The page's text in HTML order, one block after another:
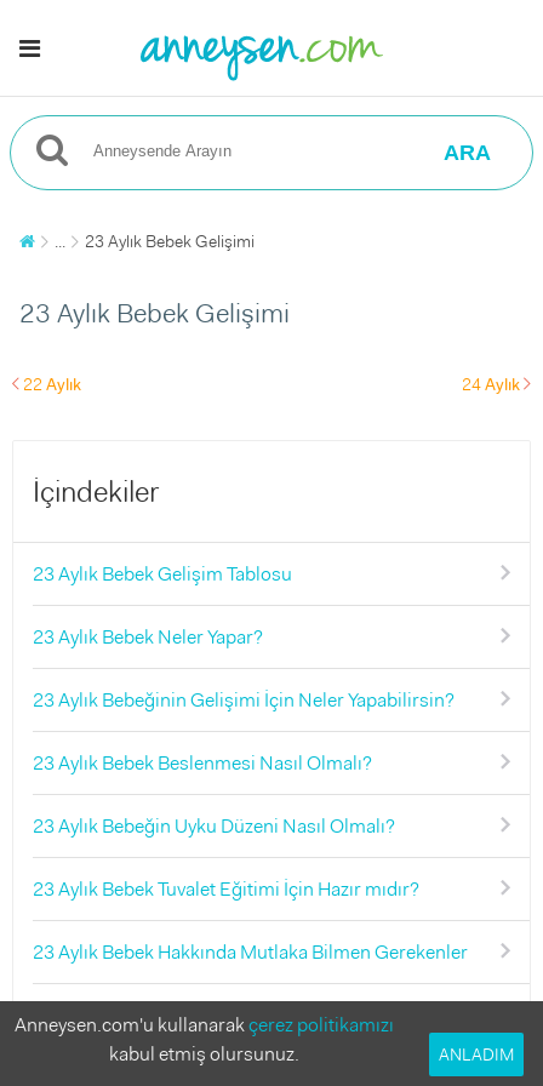
ARA
... 23 Aylık Bebek Gelişimi
23 Aylık Bebek Gelişimi
left 22Aylık 24Aylık right
İçindekiler
23 Aylık Bebek Gelişim Tablosu
23 Aylık Bebek Neler Yapar?
23 Aylık Bebeğinin Gelişimi İçin Neler Yapabilirsin?
23 Aylık Bebek Beslenmesi Nasıl Olmalı?
23 Aylık Bebeğin Uyku Düzeni Nasıl Olmalı?
23 Aylık Bebek Tuvalet Eğitimi İçin Hazır mıdır?
23 Aylık Bebek Hakkında Mutlaka Bilmen Gerekenler
Anneysen.com'u kullanarakçerez politikamızı
kabul etmiş olursunuz.
ANLADIM